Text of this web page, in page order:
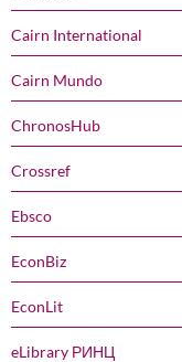
Cairn International
Cairn Mundo
ChronosHub
Crossref
Ebsco
EconBiz
EconLit
eLibrary РИНЦ